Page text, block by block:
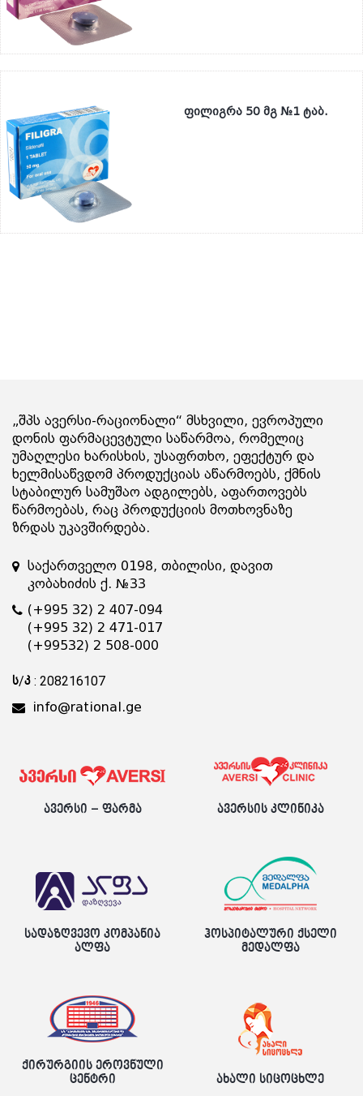
ფილიგრა 50 მგ №1 ტაბ.
„შპს ავერსი-რაციონალი“ მსხვილი, ევროპული
დონის ფარმაცევტული საწარმოა, რომელიც
უმაღლესი ხარისხის, უსაფრთხო, ეფექტურ და
ხელმისაწვდომ პროდუქციას აწარმოებს, ქმნის
სტაბილურ სამუშაო ადგილებს, აფართოვებს
წარმოებას, რაც პროდუქციის მოთხოვნაზე
ზრდას უკავშირდება.
საქართველო 0198, თბილისი, დავით
კობახიძის ქ. №33
(+995 32) 2 407-094
(+995 32) 2 471-017
(+99532) 2 508-000
ს/კ : 208216107
info@rational.ge
ავერსი – ფარმა ავერსის კლინიკა
სადაზღვევო კომპანია
ალფა
ჰოსპიტალური ქსელი
მედალფა
ქირურგიის ეროვნული
ცენტრი
ახალი სიცოცხლე